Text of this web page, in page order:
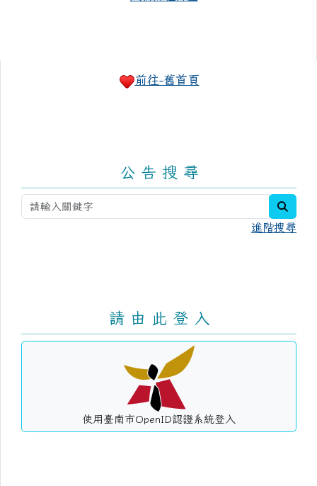
前往-舊首頁
公 告 搜 尋
進階搜尋
請 由 此 登 入
使用臺南市OpenID認證系統登入